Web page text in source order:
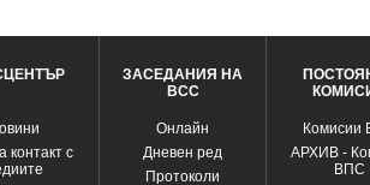
контакт с
ЗАСЕДАНИЯ НА
ВСС
Oнлайн
Дневен ред
Протоколи
Комисии
АРХИВ -
ВПС